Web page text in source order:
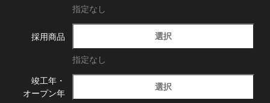
指定なし
採用商品 選択
指定なし
竣工年・
オープン年
選択